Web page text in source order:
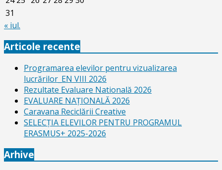
31
« iul.
Articole recente
Programarea elevilor pentru vizualizarea
lucrărilor_EN VIII 2026
Rezultate Evaluare Natională 2026
EVALUARE NAŢIONALĂ 2026
Caravana Reciclării Creative
SELECŢIA ELEVILOR PENTRU PROGRAMUL
ERASMUS+ 2025-2026
Arhive